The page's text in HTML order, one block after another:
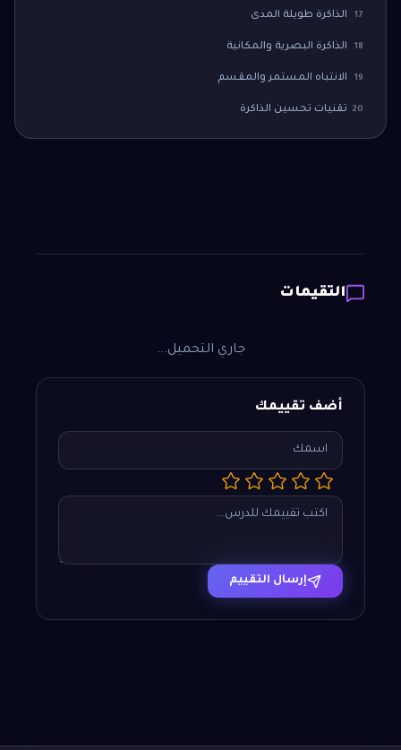
17 الذاكرة طويلة المدى
18 الذاكرة البصرية والمكانية
19 الانتباه المستمر والمقسم
20 تقنيات تحسين الذاكرة
التقيمات
جاري التحميل...
أضف تقييمك
إرسال التقييم